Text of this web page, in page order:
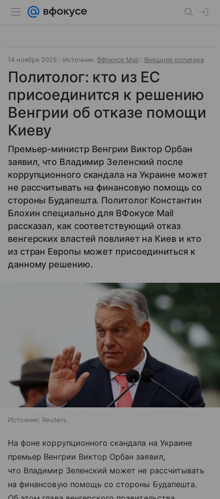
14 ноября 2025 Источник: ВФокусе Mail Внешняя политика
Политолог: кто из ЕС
присоединится к решению
Венгрии об отказе помощи
Киеву
Премьер-министр Венгрии Виктор Орбан
заявил, что Владимир Зеленский после
коррупционного скандала на Украине может
не рассчитывать на финансовую помощь со
стороны Будапешта. Политолог Константин
Блохин специально для ВФокусе Mail
рассказал, как соответствующий отказ
венгерских властей повлияет на Киев и кто
из стран Европы может присоединиться к
данному решению.
Источник: Reuters
На фоне коррупционного скандала на Украине
премьер Венгрии Виктор Орбан заявил,
что Владимир Зеленский может не рассчитывать
на финансовую помощь со стороны Будапешта.